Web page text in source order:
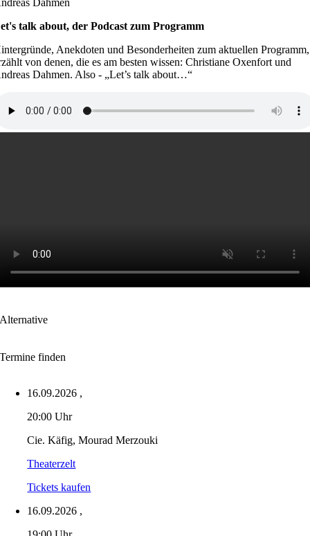
talk about, der Podcast zum Programm
Anekdoten und Besonderheiten zum aktuellen Programm,
von denen, die es am besten wissen: Christiane Oxenfort und
Dahmen. Also - „Let’s talk about…“
Alternative
Termine finden
16.09.2026 ,
20:00 Uhr
Cie. Käfig, Mourad Merzouki
Theaterzelt
Tickets kaufen
16.09.2026 ,